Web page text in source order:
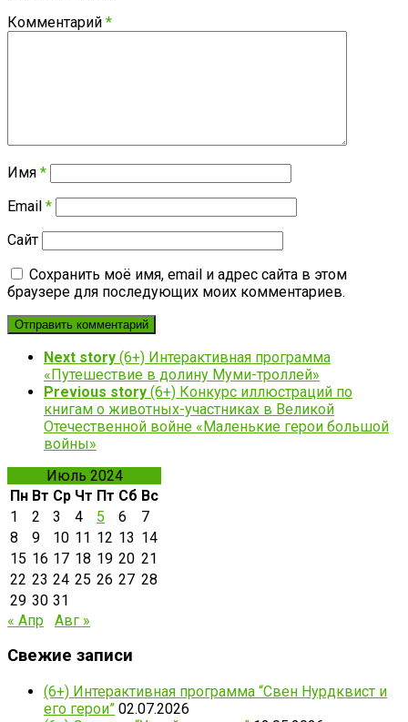
Комментарий *
Имя *
Email *
Сайт
Сохранить моё имя, email и адрес сайта в этом
браузере для последующих моих комментариев.
Next story (6+) Интерактивная программа
«Путешествие в долину Муми-троллей»
Previous story (6+) Конкурс иллюстраций по
книгам о животных-участниках в Великой
Отечественной войне «Маленькие герои большой
войны»
Июль 2024
Пн Вт Ср Чт Пт Сб Вс
1
2 3 4 5 6
7
8
9 10 11 12 13 14
15 16 17 18 19 20 21
22 23 24 25 26 27 28
29 30 31
« Апр
Авг »
Свежие записи
(6+) Интерактивная программа “Свен Нурдквист и
его герои” 02.07.2026